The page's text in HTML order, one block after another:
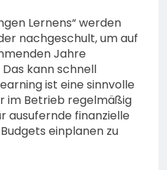
Lernens“ werden
nachgeschult, um auf
Jahre
kann schnell
ist eine sinnvolle
im Betrieb regelmäßig
ausufernde finanzielle
einplanen zu